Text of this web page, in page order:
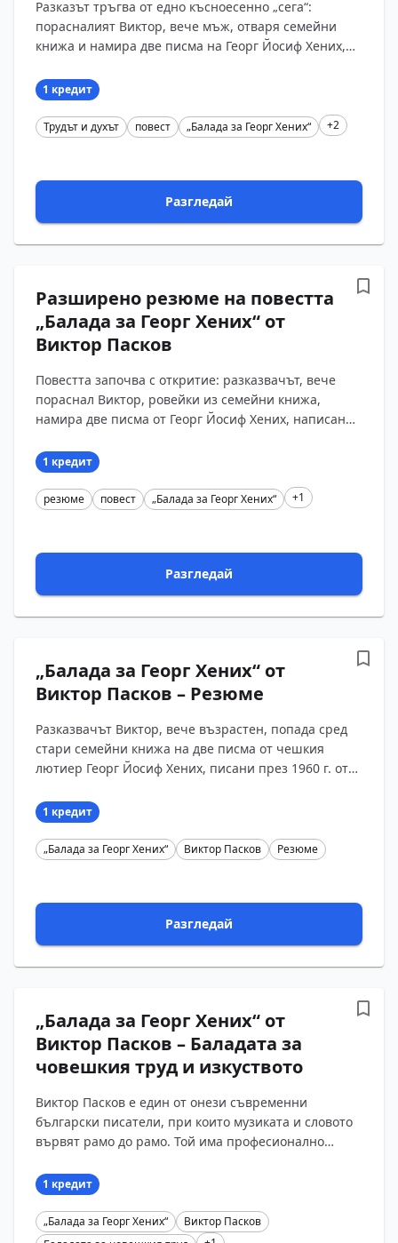
Разказът тръгва от едно късноесенно „сега“:
порасналият Виктор, вече мъж, отваря семейни
книжа и намира две писма на Георг Йосиф Хених,
листове. Д?...
1 кредит
Трудът и духът повест „Балада за Георг Хених“ +2
Разгледай
Разширено резюме на повестта
„Балада за Георг Хених“ от
Виктор Пасков
Повестта започва с откритие: разказвачът, вече
пораснал Виктор, ровейки из семейни книжа,
намира две писма от Георг Йосиф Хених, написани
тях е п?...
1 кредит
резюме повест „Балада за Георг Хених“ +1
Разгледай
„Балада за Георг Хених“ от
Виктор Пасков – Резюме
Разказвачът Виктор, вече възрастен, попада сред
стари семейни книжа на две писма от чешкия
лютиер Георг Йосиф Хених, писани през 1960 г. от
за смъ?...
1 кредит
„Балада за Георг Хених“ Виктор Пасков Резюме
Разгледай
„Балада за Георг Хених“ от
Виктор Пасков – Баладата за
човешкия труд и изкуството
Виктор Пасков е един от онези съвременни
български писатели, при които музиката и словото
вървят рамо до рамо. Той има професионално
в Лайпциг...
1 кредит
„Балада за Георг Хених“
Виктор Пасков